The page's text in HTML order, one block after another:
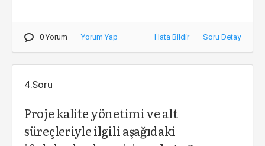
0 Yorum Yorum Yap Hata Bildir Soru Detay
4.Soru
Proje kalite yönetimi ve alt
süreçleriyle ilgili aşağıdaki